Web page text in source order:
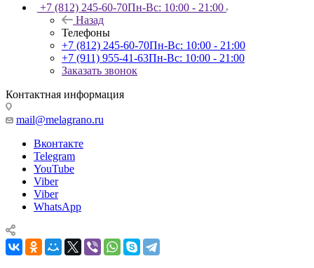
+7 (812) 245-60-70Пн-Вс: 10:00 - 21:00
Назад
Телефоны
+7 (812) 245-60-70Пн-Вс: 10:00 - 21:00
+7 (911) 955-41-63Пн-Вс: 10:00 - 21:00
Заказать звонок
Контактная информация
mail@melagrano.ru
Вконтакте
Telegram
YouTube
Viber
Viber
WhatsApp